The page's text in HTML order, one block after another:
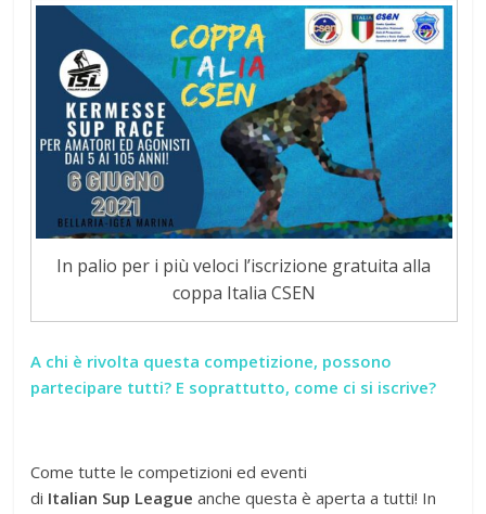
In palio per i più veloci l’iscrizione gratuita alla
coppa Italia CSEN
A chi è rivolta questa competizione, possono
partecipare tutti? E soprattutto, come ci si iscrive?
Come tutte le competizioni ed eventi
di Italian Sup League anche questa è aperta a tutti! In